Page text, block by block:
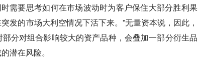
需要思考如何在市场波动时为客户保住大部分胜利果
发的市场大利空情况下活下来。”无量资本说，因此，
分对组合影响较大的资产品种，会叠加一部分衍生品
潜在风险。